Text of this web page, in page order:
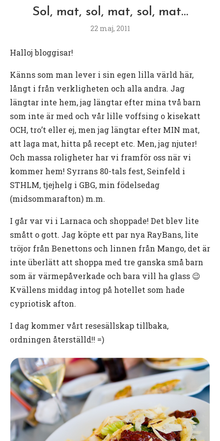
Sol, mat, sol, mat, sol, mat…
22 maj, 2011
Halloj bloggisar!
Känns som man lever i sin egen lilla värld här,
långt i från verkligheten och alla andra. Jag
längtar inte hem, jag längtar efter mina två barn
som inte är med och vår lille voffsing o kisekatt
OCH, tro’t eller ej, men jag längtar efter MIN mat,
att laga mat, hitta på recept etc. Men, jag njuter!
Och massa roligheter har vi framför oss när vi
kommer hem! Syrrans 80-tals fest, Seinfeld i
STHLM, tjejhelg i GBG, min födelsedag
(midsommarafton) m.m.
I går var vi i Larnaca och shoppade! Det blev lite
smått o gott. Jag köpte ett par nya RayBans, lite
tröjor från Benettons och linnen från Mango, det är
inte überlätt att shoppa med tre ganska små barn
som är värmepåverkade och bara vill ha glass 😉
Kvällens middag intog på hotellet som hade
cypriotisk afton.
I dag kommer vårt resesällskap tillbaka,
ordningen återställd!! =)